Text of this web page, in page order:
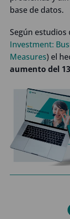
base de datos.
Según estudios
Investment:
Measures) el
aumento del